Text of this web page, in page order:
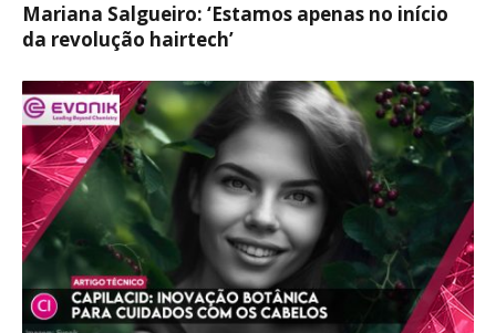
Mariana Salgueiro: ‘Estamos apenas no início
da revolução hairtech’